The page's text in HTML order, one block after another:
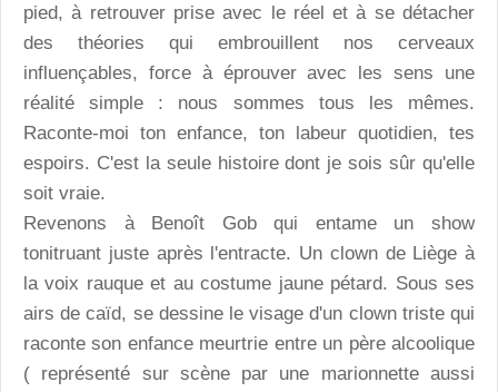
pied, à retrouver prise avec le réel et à se détacher
des théories qui embrouillent nos cerveaux
influençables, force à éprouver avec les sens une
réalité simple : nous sommes tous les mêmes.
Raconte-moi ton enfance, ton labeur quotidien, tes
espoirs. C'est la seule histoire dont je sois sûr qu'elle
soit vraie.
Revenons à Benoît Gob qui entame un show
tonitruant juste après l'entracte. Un clown de Liège à
la voix rauque et au costume jaune pétard. Sous ses
airs de caïd, se dessine le visage d'un clown triste qui
raconte son enfance meurtrie entre un père alcoolique
( représenté sur scène par une marionnette aussi